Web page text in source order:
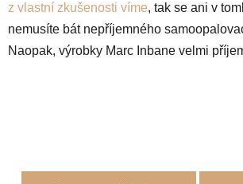
z vlastní zkušenosti víme, tak se ani v
nemusíte bát nepříjemného
Naopak, výrobky Marc Inbane velmi